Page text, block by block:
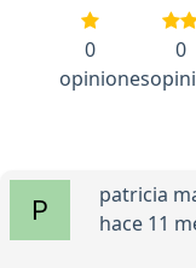
0
opiniones
0
patricia
hace 11